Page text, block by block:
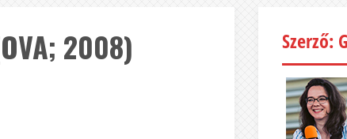
2008) Szerző: